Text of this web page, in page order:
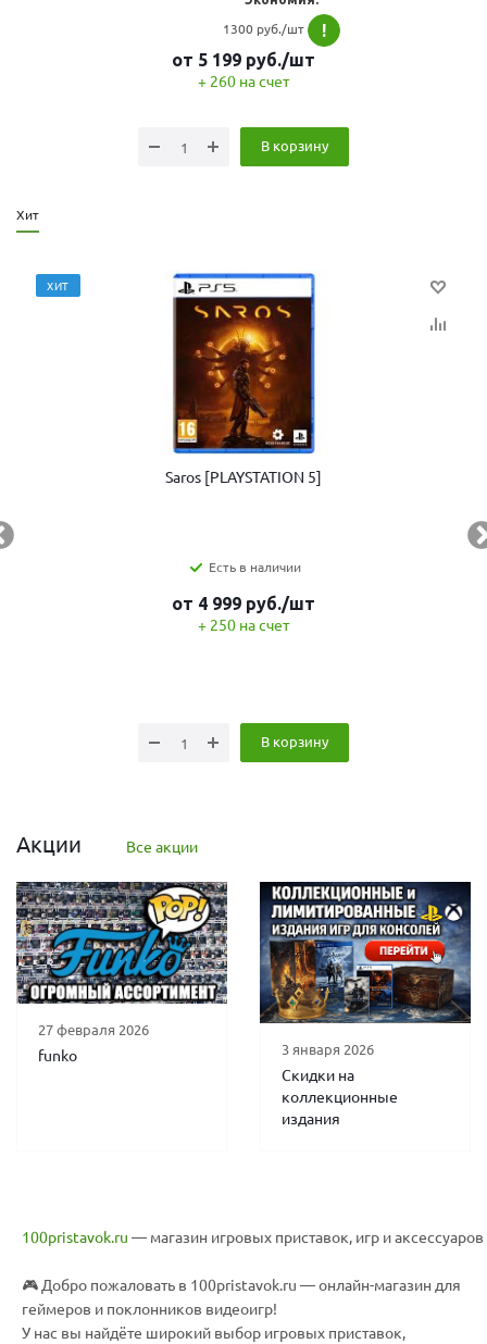
1300 руб./шт
!
от 5 199 руб./шт
+ 260 на счет
В корзину
Хит
ХИТ
Saros [PLAYSTATION 5]
Есть в наличии
от 4 999 руб./шт
+ 250 на счет
В корзину
Акции Все акции
27 февраля 2026
funko 3 января 2026
Скидки на
коллекционные
издания
100pristavok.ru — магазин игровых приставок, игр и аксессуаров
🎮 Добро пожаловать в 100pristavok.ru — онлайн-магазин для
геймеров и поклонников видеоигр!
У нас вы найдёте широкий выбор игровых приставок,